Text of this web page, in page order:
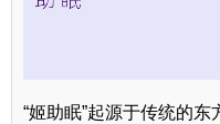
“姬助眠”起源于传统的